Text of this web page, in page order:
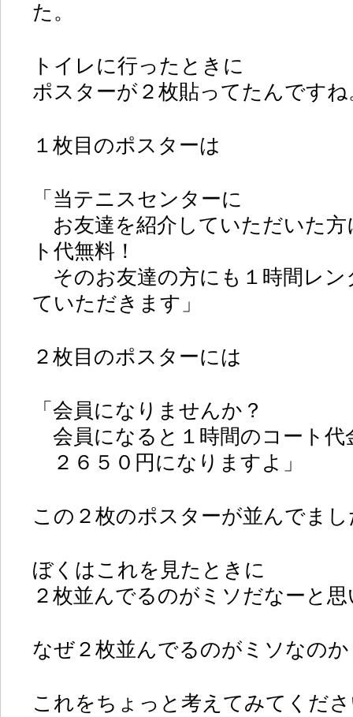
た。
トイレに行ったときに
ポスターが２枚貼ってたんですね
１枚目のポスターは
「当テニスセンターに
お友達を紹介していただいた方
ト代無料！
そのお友達の方にも１時間レン
ていただきます」
２枚目のポスターには
「会員になりませんか？
会員になると１時間のコート代
２６５０円になりますよ」
この２枚のポスターが並んでまし
ぼくはこれを見たときに
２枚並んでるのがミソだなーと
なぜ２枚並んでるのがミソなのか
これをちょっと考えてみてくだ